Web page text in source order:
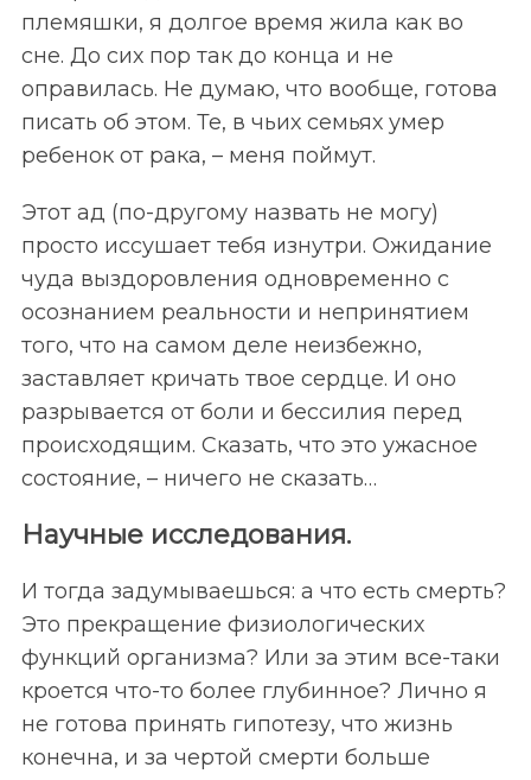
племяшки, я долгое время жила как во
сне. До сих пор так до конца и не
оправилась. Не думаю, что вообще, готова
писать об этом. Те, в чьих семьях умер
ребенок от рака, – меня поймут.
Этот ад (по-другому назвать не могу)
просто иссушает тебя изнутри. Ожидание
чуда выздоровления одновременно с
осознанием реальности и непринятием
того, что на самом деле неизбежно,
заставляет кричать твое сердце. И оно
разрывается от боли и бессилия перед
происходящим. Сказать, что это ужасное
состояние, – ничего не сказать…
Научные исследования.
И тогда задумываешься: а что есть смерть?
Это прекращение физиологических
функций организма? Или за этим все-таки
кроется что-то более глубинное? Лично я
не готова принять гипотезу, что жизнь
конечна, и за чертой смерти больше